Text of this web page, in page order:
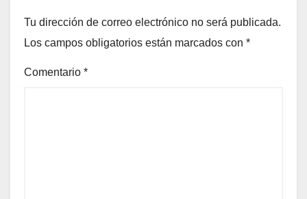
Tu dirección de correo electrónico no será publicada.
Los campos obligatorios están marcados con *
Comentario *